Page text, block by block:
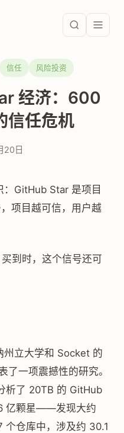
信任 风险投资
经济：600
信任危机
20日
GitHub Star 是项目
项目越可信，用户越
到时，这个信号还可
州立大学和 Socket 的
了一项震撼性的研究。
析了 20TB 的 GitHub
亿颗星——发现大约
个仓库中，涉及约 30.1